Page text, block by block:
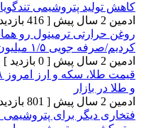
پتروشیمی تندگویان تا
[ 416 بازدید ]
ترمینول رو همانند
در هزینه های شگویا
[ 0 بازدید ]
[ 801 بازدید ]
برای پتروشیمی مارون /